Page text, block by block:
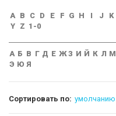
A B C D E F G H I J K
Y
Z 1-0
А Б В Г Д Е ЖЗ И Й К Л М
Э Ю Я
Сортировать по: умолчанию